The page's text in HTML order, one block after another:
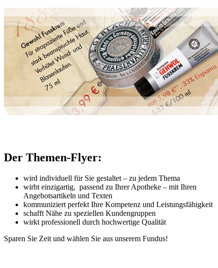
Der Themen-Flyer:
wird individuell für Sie gestaltet – zu jedem Thema
wirbt einzigartig, passend zu Ihrer Apotheke – mit Ihren
Angebotsartikeln und Texten
kommuniziert perfekt Ihre Kompetenz und Leistungsfähigkeit
schafft Nähe zu speziellen Kundengruppen
wirkt professionell durch hochwertige Qualität
Sparen Sie Zeit und wählen Sie aus unserem Fundus!